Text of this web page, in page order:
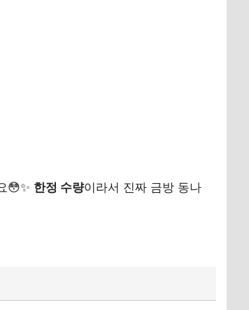
😳✨ 한정 수량이라서 진짜 금방 동나